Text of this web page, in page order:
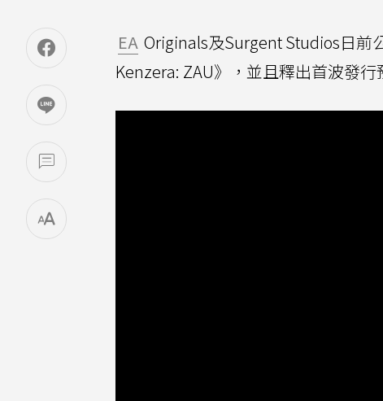
EA Originals及Surgent Studios日前
Kenzera: ZAU》，並且釋出首波發行